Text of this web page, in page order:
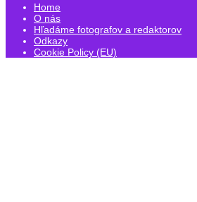
Home
O nás
Hľadáme fotografov a redaktorov
Odkazy
Cookie Policy (EU)